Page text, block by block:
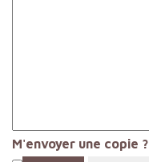
M'envoyer une copie ?